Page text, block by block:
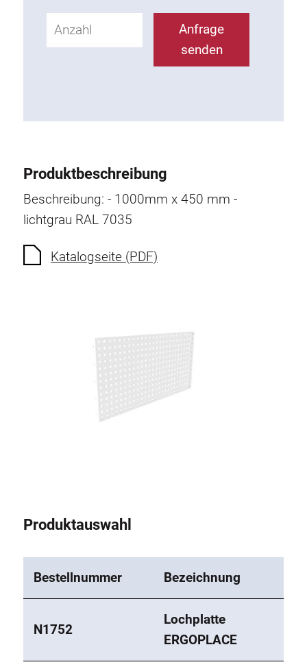
ESD Zubehör
Werkzeughalter
Schwenkarm
Lochwand und Zubehör
Anfrage
senden
Produktbeschreibung
Beschreibung: - 1000mm x 450 mm -
lichtgrau RAL 7035
Katalogseite (PDF)
Produktauswahl
Bestellnummer Bezeichnung
N1752
Lochplatte
ERGOPLACE